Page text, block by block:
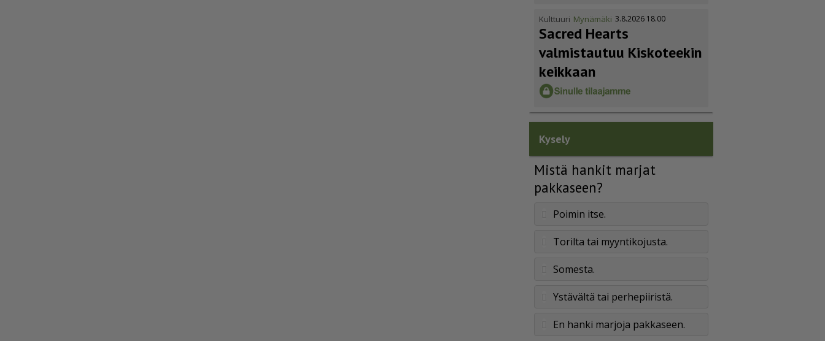
Kulttuuri Mynämäki 3.8.2026 18.00
Sacred Hearts
valmistautuu Kiskoteekin
keikkaan
Kysely
Mistä hankit marjat
pakkaseen?
Poimin itse.
Torilta tai myyntikojusta.
Somesta.
Ystävältä tai perhepiiristä.
En hanki marjoja pakkaseen.